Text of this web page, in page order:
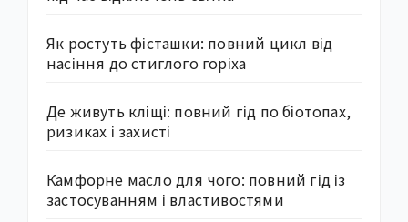
Як ростуть фісташки: повний цикл від
насіння до стиглого горіха
Де живуть кліщі: повний гід по біотопах,
ризиках і захисті
Камфорне масло для чого: повний гід із
застосуванням і властивостями